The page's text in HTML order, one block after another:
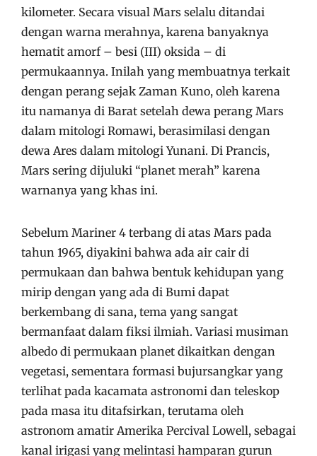
kilometer. Secara visual Mars selalu ditandai
dengan warna merahnya, karena banyaknya
hematit amorf – besi (III) oksida – di
permukaannya. Inilah yang membuatnya terkait
dengan perang sejak Zaman Kuno, oleh karena
itu namanya di Barat setelah dewa perang Mars
dalam mitologi Romawi, berasimilasi dengan
dewa Ares dalam mitologi Yunani. Di Prancis,
Mars sering dijuluki “planet merah” karena
warnanya yang khas ini.
Sebelum Mariner 4 terbang di atas Mars pada
tahun 1965, diyakini bahwa ada air cair di
permukaan dan bahwa bentuk kehidupan yang
mirip dengan yang ada di Bumi dapat
berkembang di sana, tema yang sangat
bermanfaat dalam fiksi ilmiah. Variasi musiman
albedo di permukaan planet dikaitkan dengan
vegetasi, sementara formasi bujursangkar yang
terlihat pada kacamata astronomi dan teleskop
pada masa itu ditafsirkan, terutama oleh
astronom amatir Amerika Percival Lowell, sebagai
kanal irigasi yang melintasi hamparan gurun